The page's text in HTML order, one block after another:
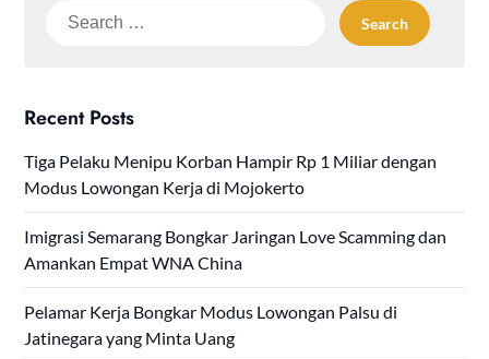
Search
Recent Posts
Tiga Pelaku Menipu Korban Hampir Rp 1 Miliar dengan
Modus Lowongan Kerja di Mojokerto
Imigrasi Semarang Bongkar Jaringan Love Scamming dan
Amankan Empat WNA China
Pelamar Kerja Bongkar Modus Lowongan Palsu di
Jatinegara yang Minta Uang